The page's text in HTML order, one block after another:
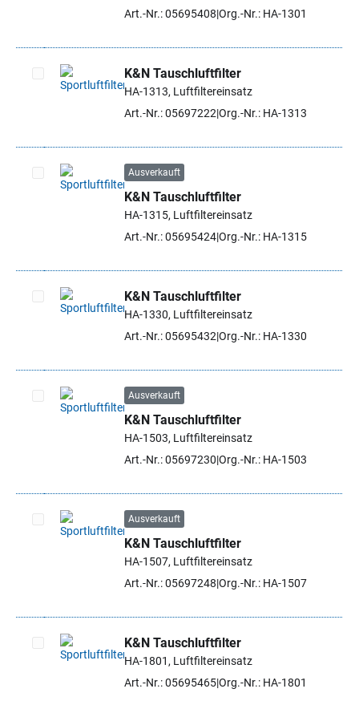
Art.-Nr.: 05695408 Org.-Nr.: HA-1301
Artikel auswählen
K&N Tauschluftfilter
HA-1313, Luftfiltereinsatz
Art.-Nr.: 05697222 Org.-Nr.: HA-1313
Artikel auswählen
Ausverkauft
K&N Tauschluftfilter
HA-1315, Luftfiltereinsatz
Art.-Nr.: 05695424Org.-Nr.: HA-1315
Artikel auswählen
K&N Tauschluftfilter
HA-1330, Luftfiltereinsatz
Art.-Nr.: 05695432 Org.-Nr.: HA-1330
Artikel auswählen
Ausverkauft
K&N Tauschluftfilter
HA-1503, Luftfiltereinsatz
Art.-Nr.: 05697230 Org.-Nr.: HA-1503
Artikel auswählen
Ausverkauft
K&N Tauschluftfilter
HA-1507, Luftfiltereinsatz
Art.-Nr.: 05697248 Org.-Nr.: HA-1507
Artikel auswählen
K&N Tauschluftfilter
HA-1801, Luftfiltereinsatz
Art.-Nr.: 05695465Org.-Nr.: HA-1801